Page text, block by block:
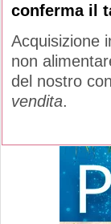
conferma il
Acquisizione
non
del nostro
vendita.